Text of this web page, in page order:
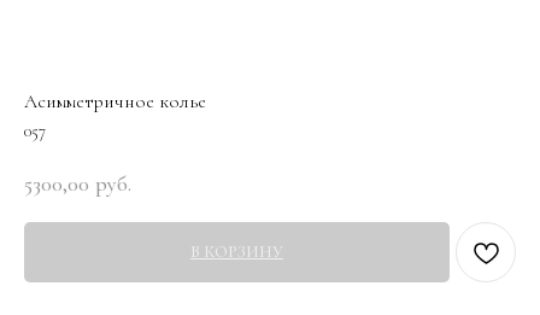
Асимметричное колье
057
5300,00 руб.
В КОРЗИНУ